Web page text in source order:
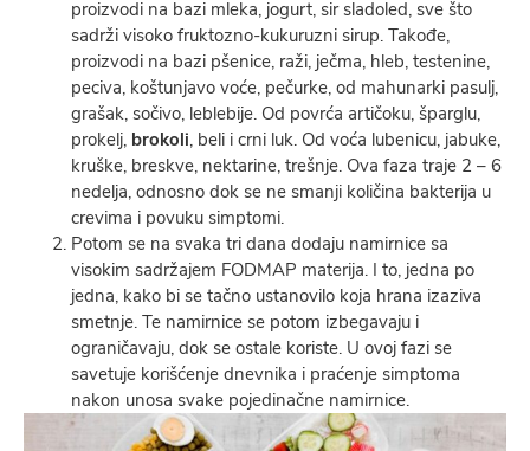
proizvodi na bazi mleka, jogurt, sir sladoled, sve što
sadrži visoko fruktozno-kukuruzni sirup. Takođe,
proizvodi na bazi pšenice, raži, ječma, hleb, testenine,
peciva, koštunjavo voće, pečurke, od mahunarki pasulj,
grašak, sočivo, leblebije. Od povrća artičoku, šparglu,
prokelj, brokoli, beli i crni luk. Od voća lubenicu, jabuke,
kruške, breskve, nektarine, trešnje. Ova faza traje 2 – 6
nedelja, odnosno dok se ne smanji količina bakterija u
crevima i povuku simptomi.
Potom se na svaka tri dana dodaju namirnice sa
visokim sadržajem FODMAP materija. I to, jedna po
jedna, kako bi se tačno ustanovilo koja hrana izaziva
smetnje. Te namirnice se potom izbegavaju i
ograničavaju, dok se ostale koriste. U ovoj fazi se
savetuje korišćenje dnevnika i praćenje simptoma
nakon unosa svake pojedinačne namirnice.